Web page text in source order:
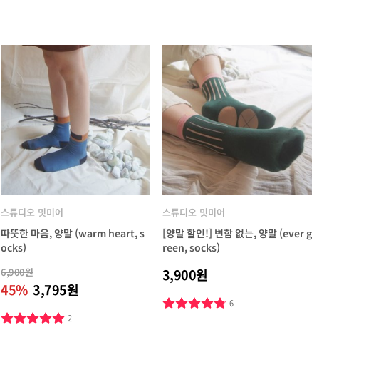
스튜디오 밋미어
따뜻한 마음, 양말 (warm heart, s
ocks)
6,900원
45% 3,795원
2
스튜디오 밋미어
[양말 할인!] 변함 없는, 양말 (ever g
reen, socks)
3,900원
6